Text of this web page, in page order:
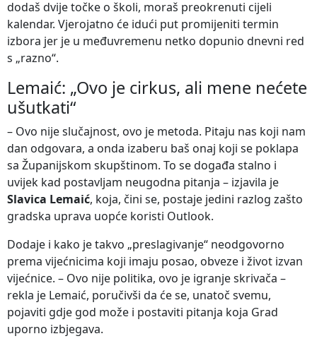
dodaš dvije točke o školi, moraš preokrenuti cijeli
kalendar. Vjerojatno će idući put promijeniti termin
izbora jer je u međuvremenu netko dopunio dnevni red
s „razno“.
Lemaić: „Ovo je cirkus, ali mene nećete
ušutkati“
– Ovo nije slučajnost, ovo je metoda. Pitaju nas koji nam
dan odgovara, a onda izaberu baš onaj koji se poklapa
sa Županijskom skupštinom. To se događa stalno i
uvijek kad postavljam neugodna pitanja – izjavila je
Slavica Lemaić, koja, čini se, postaje jedini razlog zašto
gradska uprava uopće koristi Outlook.
Dodaje i kako je takvo „preslagivanje“ neodgovorno
prema vijećnicima koji imaju posao, obveze i život izvan
vijećnice. – Ovo nije politika, ovo je igranje skrivača –
rekla je Lemaić, poručivši da će se, unatoč svemu,
pojaviti gdje god može i postaviti pitanja koja Grad
uporno izbjegava.